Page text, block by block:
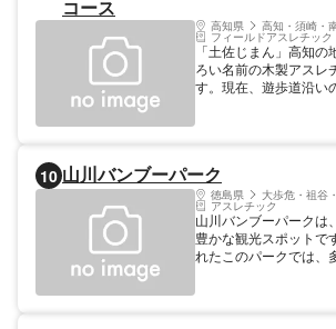
す。 さらに、公園内にはちびっこ広場とい
う場所もあり、小さな
意されています。ま
どの花が美しく咲き乱
お花見やピクニックを
の売店で飲み物や軽食
場もたくさんあり、ア
す。 是非、家族や友達と一緒に公渕森林公
園に訪れて、楽しい思
子供たちには、昔なが
しんでもらいたいです
コース
高知県 高知・須崎・
フィールドアスレチック
「土佐じまん」高知
ろい名前の木製アスレ
す。現在、遊歩道沿い
10 山川バンブーパーク
徳島県 大歩危・祖谷
アスレチック
山川バンブーパークは
豊かな観光スポットで
れたこのパークでは、